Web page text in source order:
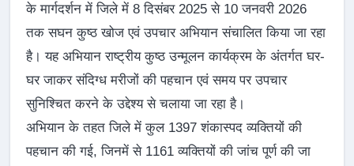
के मार्गदर्शन में जिले में 8 दिसंबर 2025 से 10 जनवरी 2026
तक सघन कुष्ठ खोज एवं उपचार अभियान संचालित किया जा रहा
है। यह अभियान राष्ट्रीय कुष्ठ उन्मूलन कार्यक्रम के अंतर्गत घर-
घर जाकर संदिग्ध मरीजों की पहचान एवं समय पर उपचार
सुनिश्चित करने के उद्देश्य से चलाया जा रहा है।
अभियान के तहत जिले में कुल 1397 शंकास्पद व्यक्तियों की
पहचान की गई, जिनमें से 1161 व्यक्तियों की जांच पूर्ण की जा